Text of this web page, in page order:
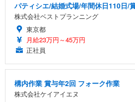
パティシエ/結婚式場/年間休日110日/
株式会社ベストプランニング
東京都
月給23万円～45万円
正社員
構内作業 賞与年2回 フォーク作業
株式会社ケイアイエヌ